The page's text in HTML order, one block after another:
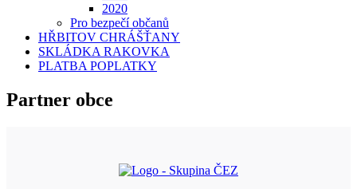
2020
Pro bezpečí občanů
HŘBITOV CHRÁŠŤANY
SKLÁDKA RAKOVKA
PLATBA POPLATKY
Partner obce